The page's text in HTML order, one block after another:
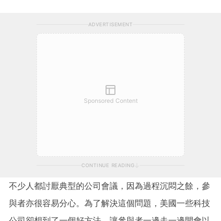
ADVERTISEMENT
Sponsored Content
CONTINUE READING
不少人都討厭典型的公司會議，因為過程沉悶之餘，參
與者亦很容易分心。為了解決這個問題，美國一些科技